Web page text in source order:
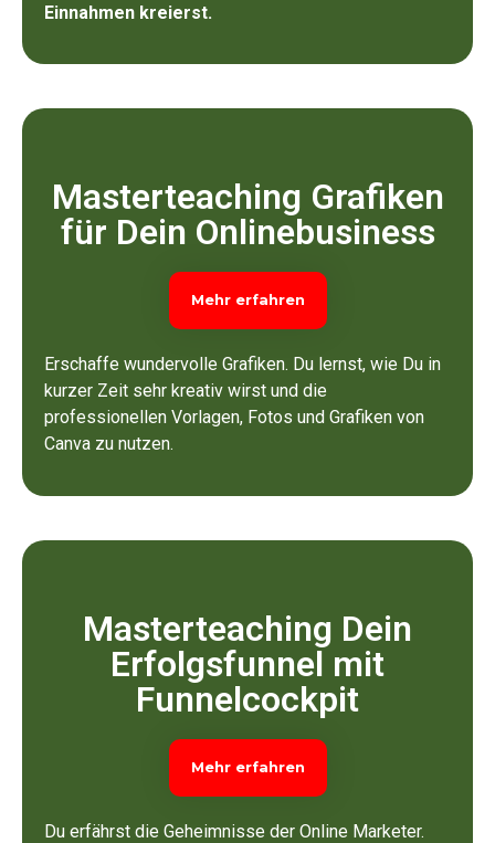
Einnahmen kreierst.
Masterteaching Grafiken
für Dein Onlinebusiness
Mehr erfahren
Erschaffe wundervolle Grafiken. Du lernst, wie Du in
kurzer Zeit sehr kreativ wirst und die
professionellen Vorlagen, Fotos und Grafiken von
Canva zu nutzen.
Masterteaching Dein
Erfolgsfunnel mit
Funnelcockpit
Mehr erfahren
Du erfährst die Geheimnisse der Online Marketer.